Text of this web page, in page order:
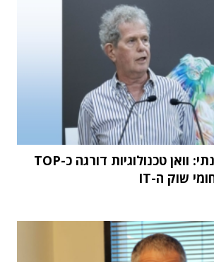
מחקר STKI השנתי: וואן טכנולוגיות דורגה כ-TOP